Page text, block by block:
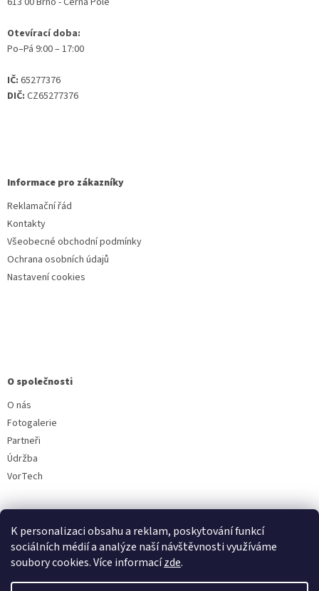
K personalizaci obsahu a reklam, poskytování funkcí
sociálních médií a analýze naší návštěvnosti využíváme
soubory cookies. Více informacízde.
Otevírací doba:
Po–Pá 9:00 – 17:00
IČ: 65277376
DIČ: CZ65277376
Informace pro zákazníky
Reklamační řád
Kontakty
Všeobecné obchodní podmínky
Ochrana osobních údajů
Nastavení cookies
O společnosti
O nás
Fotogalerie
Partneři
Údržba
VorTech